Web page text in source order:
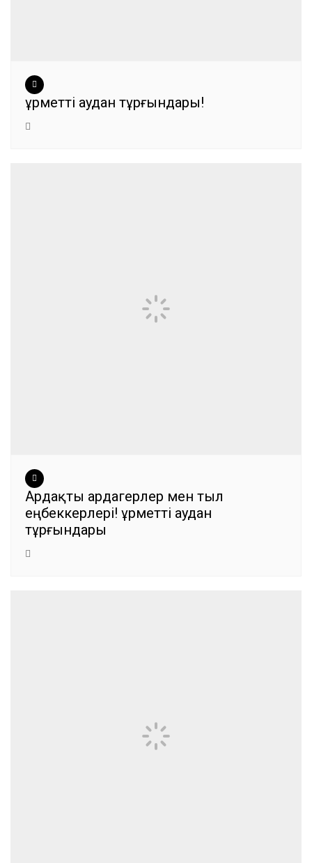
Құрметті аудан тұрғындары!
Ардақты ардагерлер мен тыл
еңбеккерлері! Құрметті аудан
тұрғындары